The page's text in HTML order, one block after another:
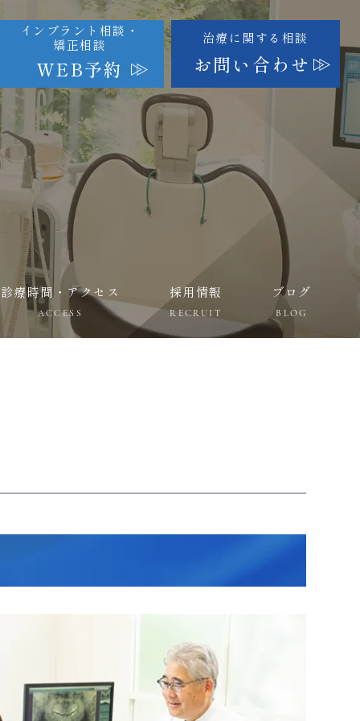
インプラント相談・
矯正相談
WEB予約
治療に関する相談
お問い合わせ
診療時間・アクセス
ACCESS
採用情報
RECRUIT
ブログ
BLOG